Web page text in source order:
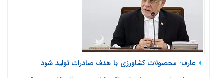
عارف: محصولات کشاورزی با هدف صادرات تولید شود